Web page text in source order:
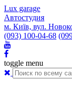
Lux garage
Автостудия
м. Київ, вул.
(093) 100-04-68
toggle menu